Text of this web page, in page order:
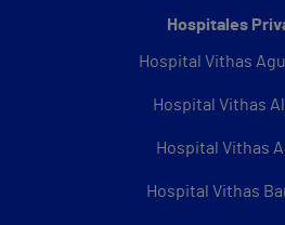
Hospitales
Hospital Vithas
Hospital Vithas
Hospital Vithas
Hospital Vithas